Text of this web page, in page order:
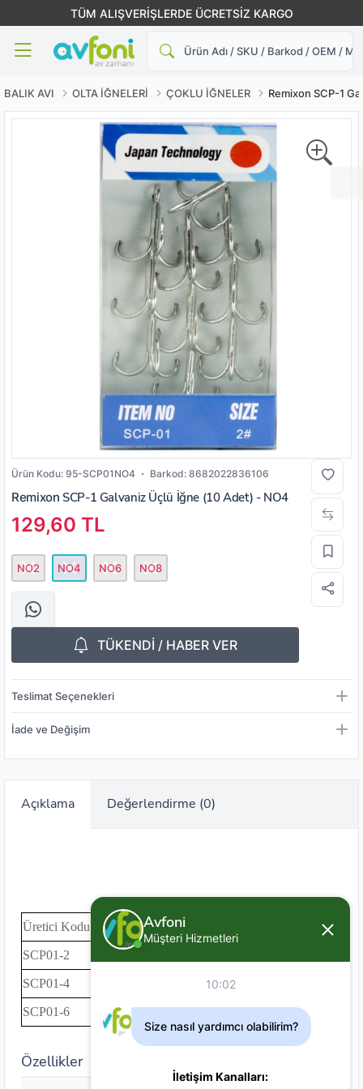
TÜM ALIŞVERİŞLERDE ÜCRETSİZ KARGO
BALIK AVI OLTA İĞNELERİ ÇOKLU İĞNELER Remixon SCP-1
Ürün Kodu: 95-SCP01NO4 Barkod: 8682022836106
Remixon SCP-1 Galvaniz Üçlü İğne (10 Adet) - NO4
129,60 TL
NO2 NO4 NO6 NO8
TÜKENDİ / HABER VER
Teslimat Seçenekleri
İade ve Değişim
Açıklama Değerlendirme (0)
Üretici Kodu
SCP01-2
SCP01-4
SCP01-6 06
Özellikler
Avfoni
Müşteri Hizmetleri
10:02
Size nasıl yardımcı olabilirim?
İletişim Kanalları: